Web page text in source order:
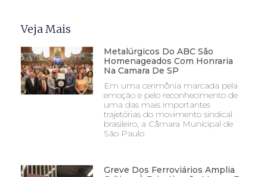
Veja Mais
Metalúrgicos Do ABC São
Homenageados Com Honraria
Na Camara De SP
Em uma cerimônia marcada pela
emoção e pelo reconhecimento de
uma das mais importantes
trajetórias do movimento sindical
brasileiro, a Câmara Municipal de
São Paulo
Greve Dos Ferroviários Amplia